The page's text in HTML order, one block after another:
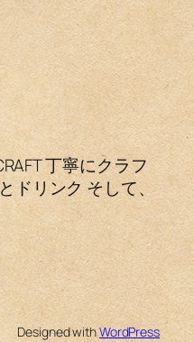
丁寧にクラフ
ドリンク そして、
Designed withWordPress